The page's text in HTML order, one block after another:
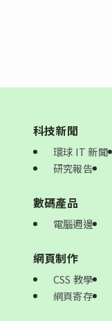
科技新聞
環球 IT 新聞
研究報告
數碼產品
電腦週邊
網頁制作
CSS 教學
網頁寄存